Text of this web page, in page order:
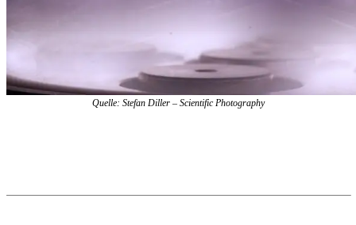
Quelle: Stefan Diller – Scientific Photography